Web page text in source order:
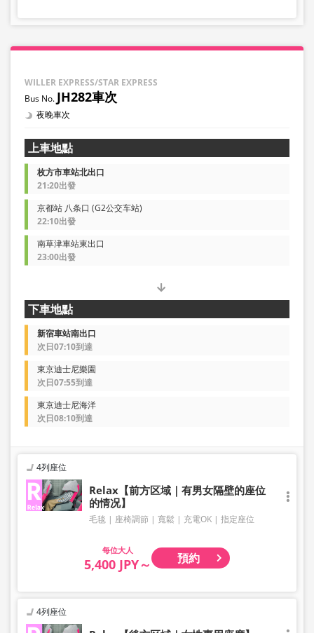
WILLER EXPRESS/STAR EXPRESS
JH282車次
夜晚車次
上車地點
枚方市車站北出口
21:20出發
京都站 八条口 (G2公交车站)
22:10出發
南草津車站東出口
23:00出發
下車地點
新宿車站南出口
次日07:10到達
東京迪士尼樂園
次日07:55到達
東京迪士尼海洋
次日08:10到達
4列座位
Relax【前方区域｜有男女隔壁的座位
的情况】
毛毯 座椅調節 寬鬆 充電OK 指定座位
大人
5,400 JPY～ 預約
4列座位